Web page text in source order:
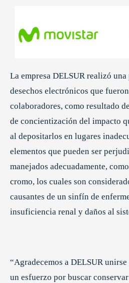
La empresa DELSUR realizó
desechos electrónicos que
colaboradores, como resultado
de concientización del impacto
al depositarlos en lugares
elementos que pueden ser
manejados adecuadamente,
cromo, los cuales son
causantes de un sinfín de
insuficiencia renal y daños al
“Agradecemos a DELSUR
un esfuerzo por buscar